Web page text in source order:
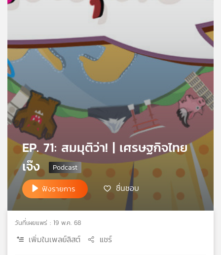
ข่าว
เกี่ยว
กับ
เรา
เครือ
ข่าย
วิทยุ
ไทย
บี
เอส
แผนที่
วิทยุ
EP. 71: สมมุติว่า! | เศรษฐกิจไทย
เจ๊ง
ฟังรายการ ชื่นชอบ
วันที่เผยแพร่ : 19 พ.ค. 68
เพิ่มในเพลย์ลิสต์ แชร์